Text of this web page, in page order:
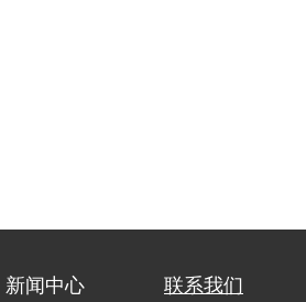
新闻中心 联系我们